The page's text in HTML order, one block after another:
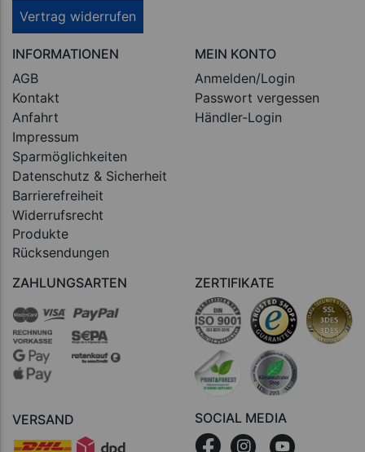
Vertrag widerrufen
INFORMATIONEN
AGB
Kontakt
Anfahrt
Impressum
Sparmöglichkeiten
Datenschutz & Sicherheit
Barrierefreiheit
Widerrufsrecht
Produkte
Rücksendungen
MEIN KONTO
Anmelden/Login
Passwort vergessen
Händler-Login
ZAHLUNGSARTEN
VERSAND
ZERTIFIKATE
SOCIAL MEDIA